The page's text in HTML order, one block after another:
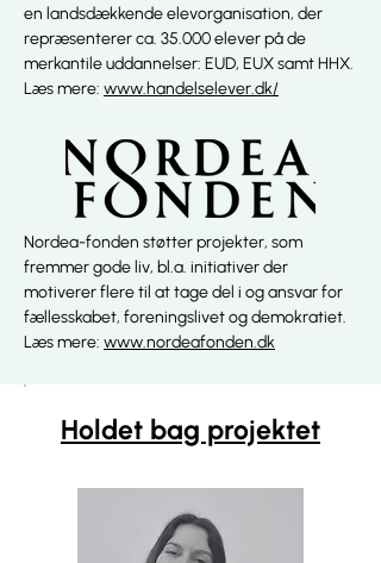
en landsdækkende elevorganisation, der
repræsenterer ca. 35.000 elever på de
merkantile uddannelser: EUD, EUX samt HHX.
Læs mere: www.handelselever.dk/
Nordea-fonden støtter projekter, som
fremmer gode liv, bl.a. initiativer der
motiverer flere til at tage del i og ansvar for
fællesskabet, foreningslivet og demokratiet.
Læs mere: www.nordeafonden.dk
Holdet bag projektet